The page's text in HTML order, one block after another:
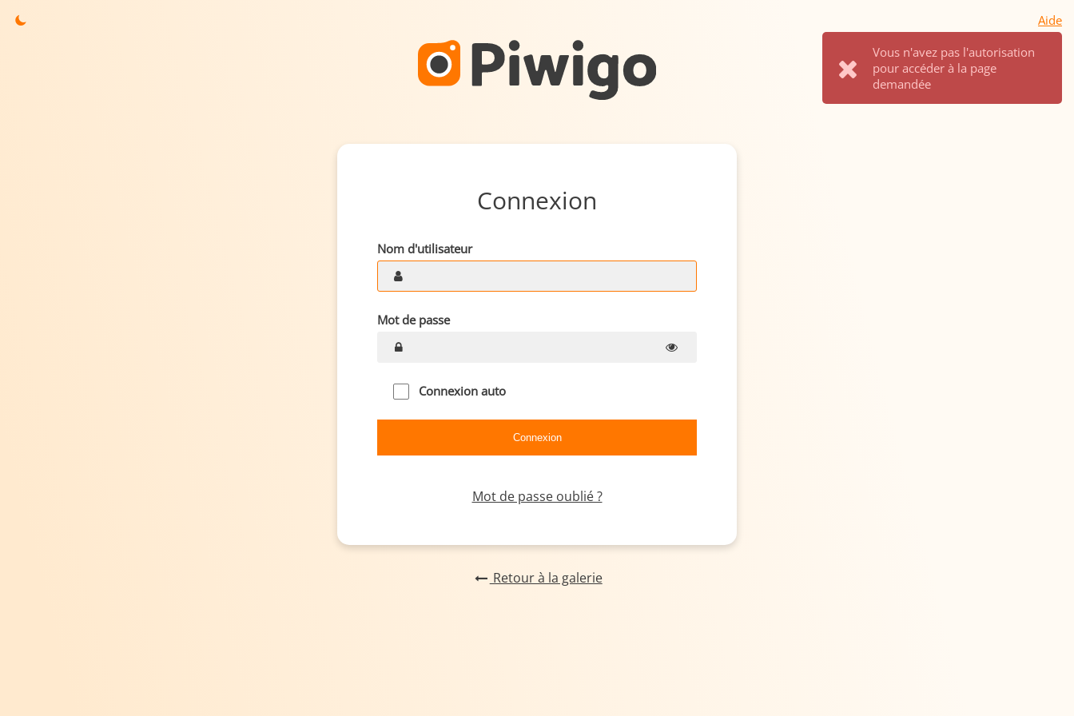
Aide
Vous n'avez pas l'autorisation
pour accéder à la page
demandée
Connexion
Nom d'utilisateur
Mot de passe
Connexion auto
Mot de passe oublié ?
Retour à la galerie